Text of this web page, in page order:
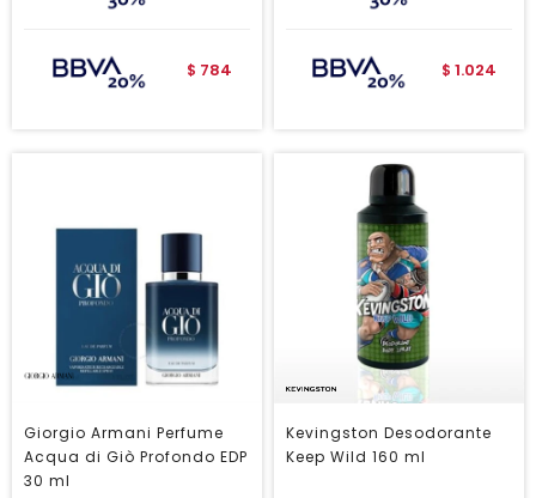
$ 784 $ 1.024
Giorgio Armani Perfume
Acqua di Giò Profondo EDP
30 ml
Kevingston Desodorante
Keep Wild 160 ml